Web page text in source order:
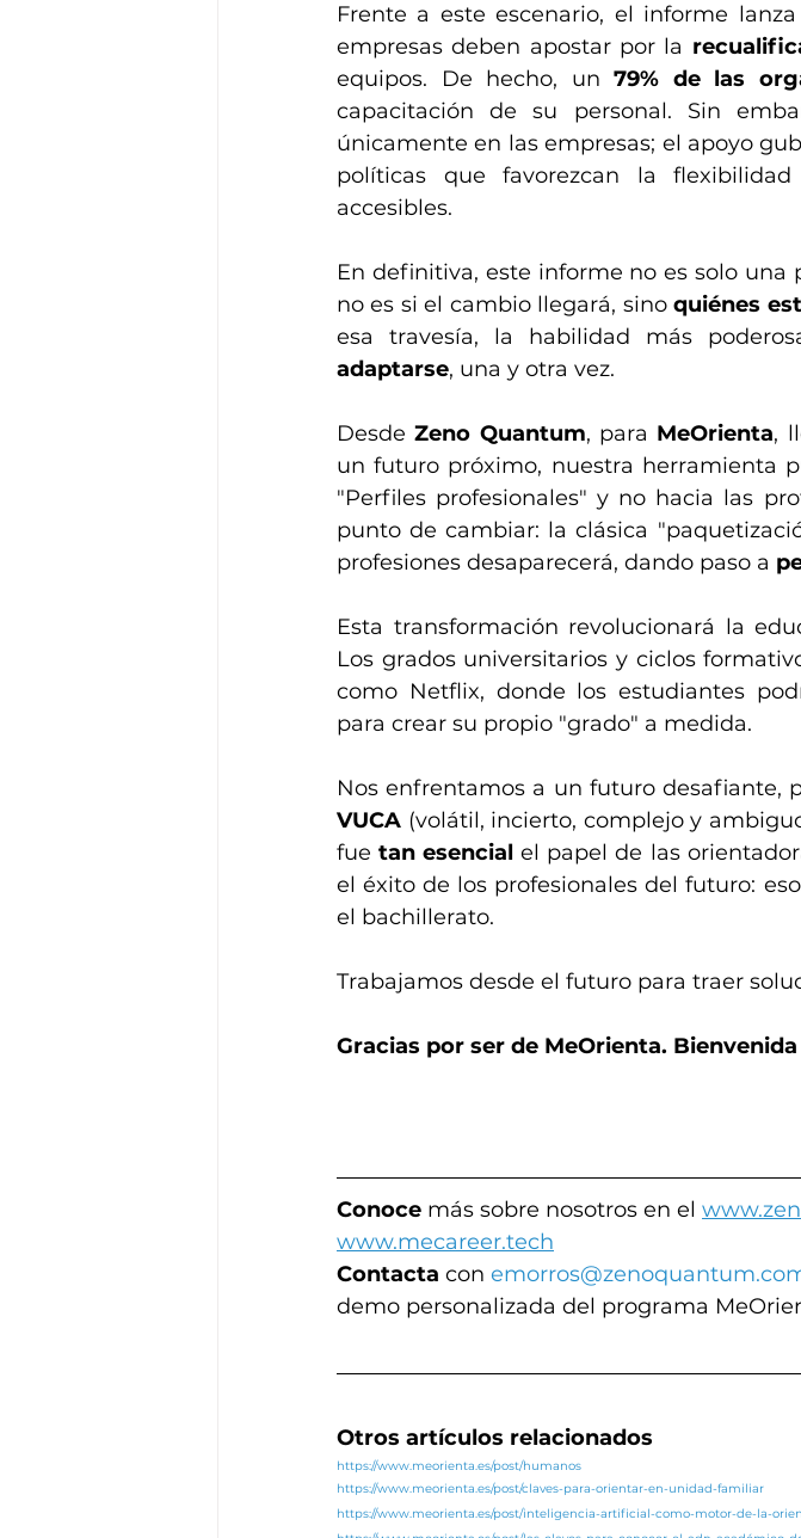
Frente a este escenario, el informe
empresas deben apostar por la
equipos. De hecho, un 79% de las
capacitación de su personal. Sin
únicamente en las empresas; el apoyo
políticas que favorezcan la
accesibles.
En definitiva, este informe no es solo
no es si el cambio llegará, sino quiénes
esa travesía, la habilidad más
adaptarse, una y otra vez.
Desde Zeno Quantum, para MeOrienta,
un futuro próximo, nuestra herramienta
"Perfiles profesionales" y no hacia las
punto de cambiar: la clásica
profesiones desaparecerá, dando paso a
Esta transformación revolucionará la
Los grados universitarios y ciclos
como Netflix, donde los estudiantes
para crear su propio "grado" a medida.
VUCA (volátil, incierto, complejo y
fue tan esencial el papel de las
el éxito de los profesionales del futuro:
el bachillerato.
Trabajamos desde el futuro para traer
Gracias por ser de MeOrienta.
Conoce más sobre nosotros en el
www.mecareer.tech
Contacta con
demo personalizada del programa
Otros artículos relacionados
https://www.meorienta.es/post/humanos
https://www.meorienta.es/post/claves-para-orientar-en-unidad-familiar
https://www.meorienta.es/post/inteligencia-artificial-como-motor-de-la-